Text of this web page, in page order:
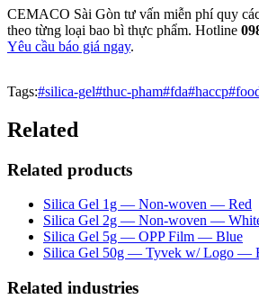
CEMACO Sài Gòn tư vấn miễn phí quy
theo từng loại bao bì thực phẩm. Hotline
Yêu cầu báo giá ngay.
Tags:#silica-gel#thuc-pham#fda#haccp#
Related
Related products
Silica Gel 1g — Non-woven — Red
Silica Gel 2g — Non-woven —
Silica Gel 5g — OPP Film — Blue
Silica Gel 50g — Tyvek w/ Logo —
Related industries